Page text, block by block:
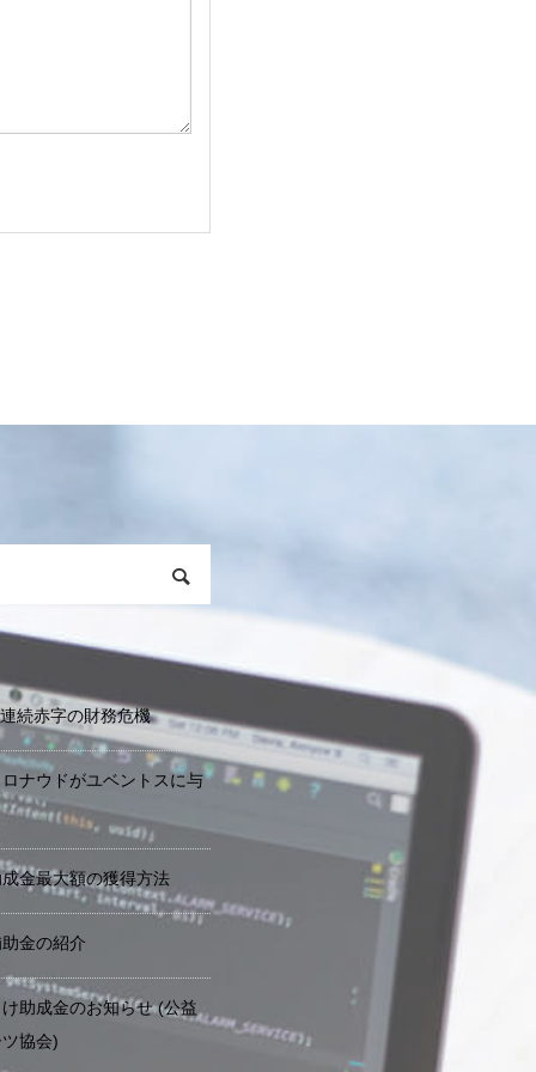
続赤字の財務危機
ナウドがユベントスに与
金最大額の獲得方法
金の紹介
助成金のお知らせ (公益
協会)